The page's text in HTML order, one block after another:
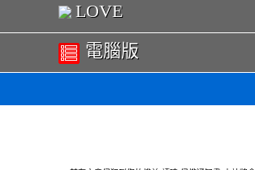
LOVE
電腦版